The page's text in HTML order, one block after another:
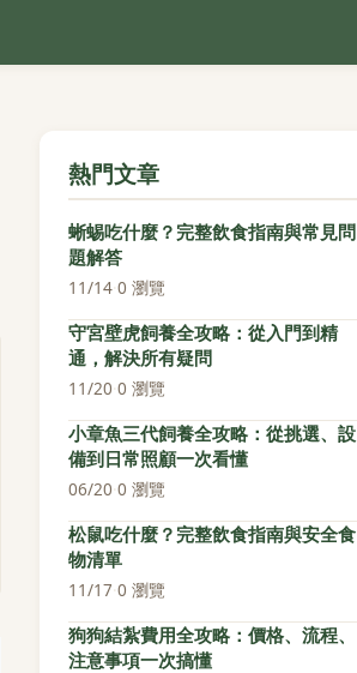
熱門文章
蜥蜴吃什麼？完整飲食指南與常見問
題解答
11/14·0 瀏覽
守宮壁虎飼養全攻略：從入門到精
通，解決所有疑問
11/20·0 瀏覽
小章魚三代飼養全攻略：從挑選、設
備到日常照顧一次看懂
06/20·0 瀏覽
松鼠吃什麼？完整飲食指南與安全食
物清單
11/17·0 瀏覽
狗狗結紮費用全攻略：價格、流程、
注意事項一次搞懂